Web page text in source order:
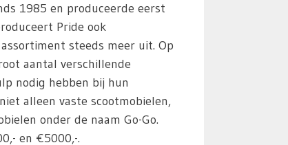
1985 en produceerde eerst
Pride ook
steeds meer uit. Op
aantal verschillende
nodig hebben bij hun
alleen vaste scootmobielen,
onder de naam Go-Go.
en €5000,-.